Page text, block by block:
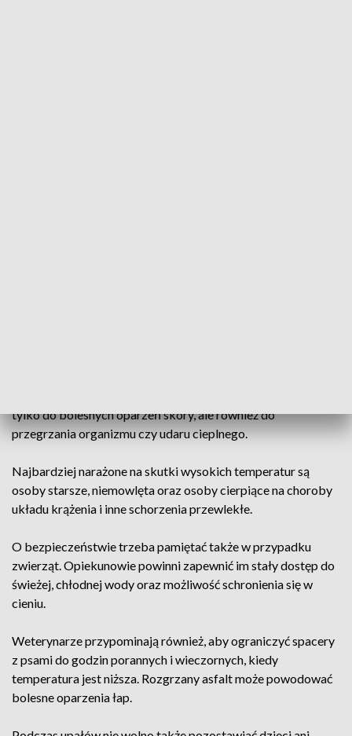
tylko do bolesnych oparzeń skóry, ale również do
przegrzania organizmu czy udaru cieplnego.
Najbardziej narażone na skutki wysokich temperatur są
osoby starsze, niemowlęta oraz osoby cierpiące na choroby
układu krążenia i inne schorzenia przewlekłe.
O bezpieczeństwie trzeba pamiętać także w przypadku
zwierząt. Opiekunowie powinni zapewnić im stały dostęp do
świeżej, chłodnej wody oraz możliwość schronienia się w
cieniu.
Weterynarze przypominają również, aby ograniczyć spacery
z psami do godzin porannych i wieczornych, kiedy
temperatura jest niższa. Rozgrzany asfalt może powodować
bolesne oparzenia łap.